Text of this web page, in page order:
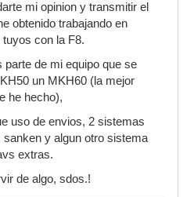
mi opinion y transmitir el
obtenido trabajando en
con la F8.
de mi equipo que se
un MKH60 (la mejor
he hecho),
uso de envios, 2 sistemas
y algun otro sistema
extras.
de algo, sdos.!